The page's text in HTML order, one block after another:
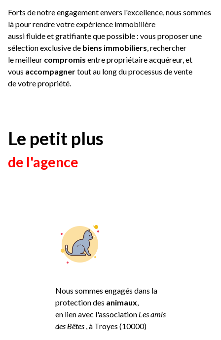
Forts de notre engagement envers l'excellence, nous sommes
là pour rendre votre expérience immobilière
aussi fluide et gratifiante que possible : vous proposer une
sélection exclusive de biens immobiliers, rechercher
le meilleur compromis entre propriétaire acquéreur, et
vous accompagnertout au long du processus de vente
de votre propriété.
Le petit plus
de l'agence
Nous sommes engagés dans la
protection des animaux,
en lien avec l'association Les amis
des Bêtes , à Troyes (10000)